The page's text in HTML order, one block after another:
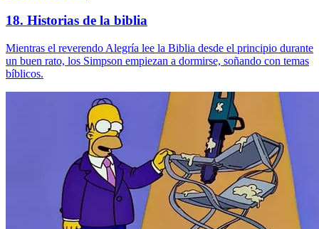
18. Historias de la biblia
Mientras el reverendo Alegría lee la Biblia desde el principio durante
un buen rato, los Simpson empiezan a dormirse, soñando con temas
bíblicos.